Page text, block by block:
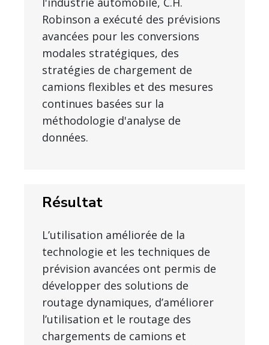
Robinson a exécuté des prévisions
avancées pour les conversions
modales stratégiques, des
stratégies de chargement de
camions flexibles et des mesures
continues basées sur la
méthodologie d'analyse de
données.
Résultat
L’utilisation améliorée de la
technologie et les techniques de
prévision avancées ont permis de
développer des solutions de
routage dynamiques, d’améliorer
l’utilisation et le routage des
chargements de camions et